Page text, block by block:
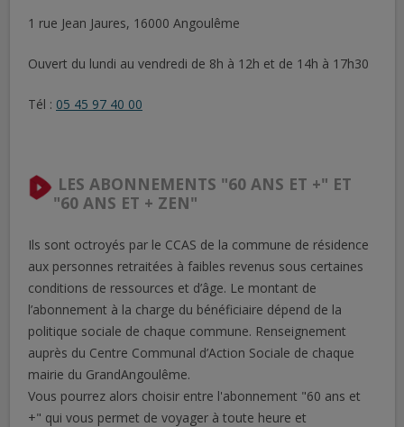
1 rue Jean Jaures, 16000 Angoulême
Ouvert du lundi au vendredi de 8h à 12h et de 14h à 17h30
Tél : 05 45 97 40 00
LES ABONNEMENTS "60 ANS ET +" ET
"60 ANS ET + ZEN"
Ils sont octroyés par le CCAS de la commune de résidence
aux personnes retraitées à faibles revenus sous certaines
conditions de ressources et d’âge. Le montant de
l’abonnement à la charge du bénéficiaire dépend de la
politique sociale de chaque commune. Renseignement
auprès du Centre Communal d’Action Sociale de chaque
mairie du GrandAngoulême.
Vous pourrez alors choisir entre l'abonnement "60 ans et
+" qui vous permet de voyager à toute heure et